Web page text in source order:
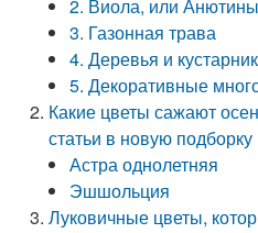
2. Виола, или Анютины
3. Газонная трава
4. Деревья и
5. Декоративные
Какие цветы сажают
статьи в новую подборку
Астра однолетняя
Эшшольция
Луковичные цветы,